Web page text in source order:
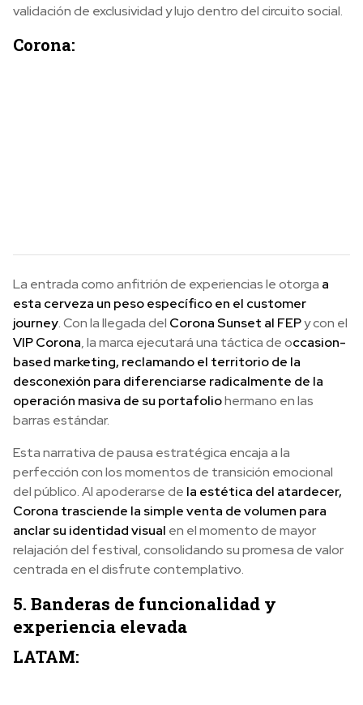
validación de exclusividad y lujo dentro del circuito social.
Corona:
La entrada como anfitrión de experiencias le otorga a
esta cerveza un peso específico en el customer
journey. Con la llegada del Corona Sunset al FEPy con el
VIP Corona, la marca ejecutará una táctica de occasion-
based marketing, reclamando el territorio de la
desconexión para diferenciarse radicalmente de la
operación masiva de su portafoliohermano en las
barras estándar.
Esta narrativa de pausa estratégica encaja a la
perfección con los momentos de transición emocional
del público. Al apoderarse de la estética del atardecer,
Corona trasciende la simple venta de volumen para
anclar su identidad visual en el momento de mayor
relajación del festival, consolidando su promesa de valor
centrada en el disfrute contemplativo.
5. Banderas de funcionalidad y
experiencia elevada
LATAM: